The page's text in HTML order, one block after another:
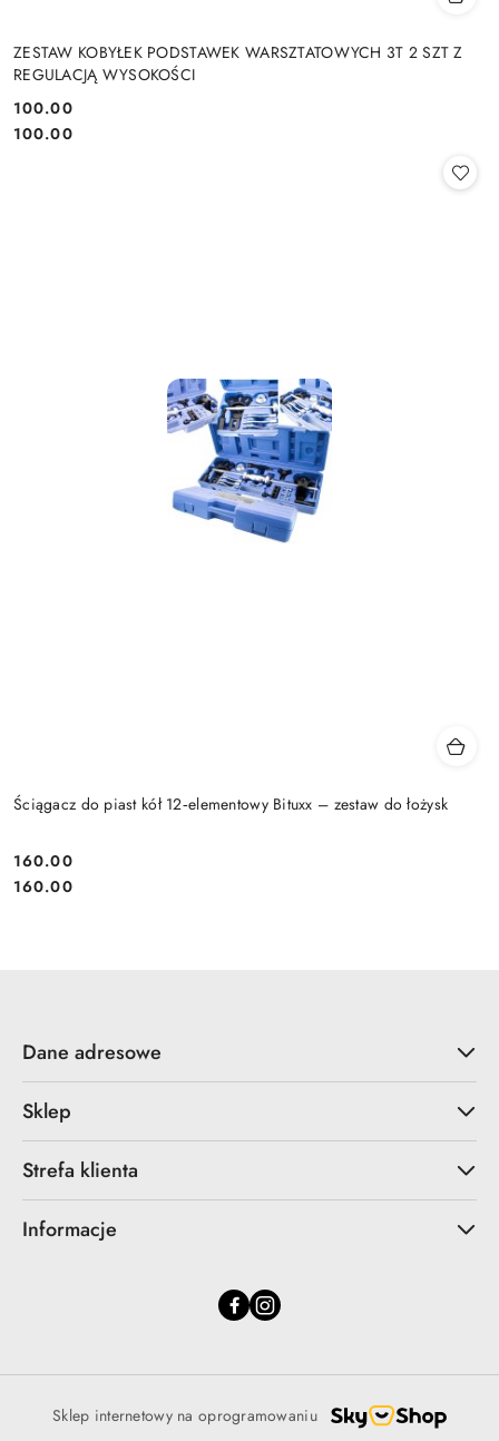
ZESTAW KOBYŁEK PODSTAWEK WARSZTATOWYCH 3T 2 SZT Z
REGULACJĄ WYSOKOŚCI
Cena:
100.00
Cena:
100.00
Ściągacz do piast kół 12‑elementowy Bituxx – zestaw do łożysk
Cena:
160.00
Cena:
160.00
Dane adresowe
Sklep
Strefa klienta
Informacje
Sklep internetowy na oprogramowaniu